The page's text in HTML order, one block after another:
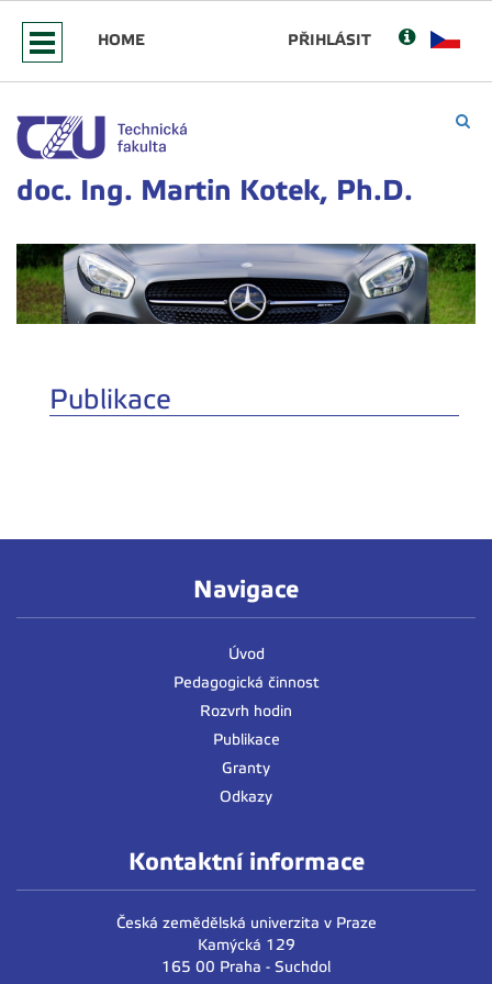
HOME PŘIHLÁSIT
doc. Ing. Martin Kotek, Ph.D.
Publikace
Navigace
Úvod
Pedagogická činnost
Rozvrh hodin
Publikace
Granty
Odkazy
Kontaktní informace
Česká zemědělská univerzita v Praze
Kamýcká 129
165 00 Praha - Suchdol